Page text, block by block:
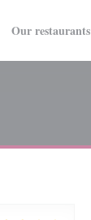
Our restaurants